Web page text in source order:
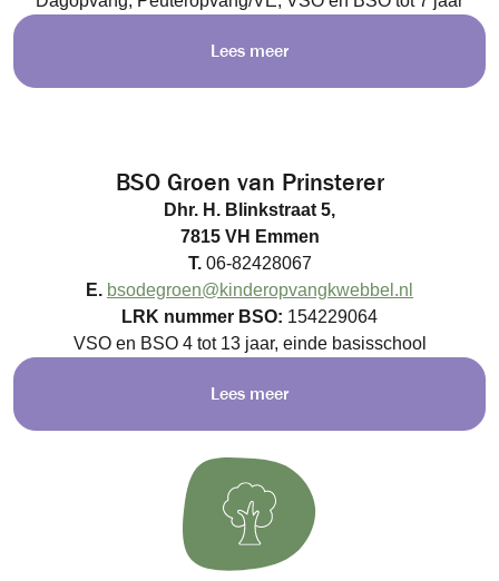
Lees meer
BSO Groen van Prinsterer
Dhr. H. Blinkstraat 5,
7815 VH Emmen
T. 06-82428067
E. bsodegroen@kinderopvangkwebbel.nl
LRK nummer BSO: 154229064
VSO en BSO 4 tot 13 jaar, einde basisschool
Lees meer